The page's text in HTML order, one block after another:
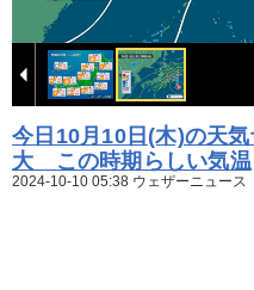
今日10月10日(木)の天
大 この時期らしい気温
2024-10-10 05:38 ウェザーニュース